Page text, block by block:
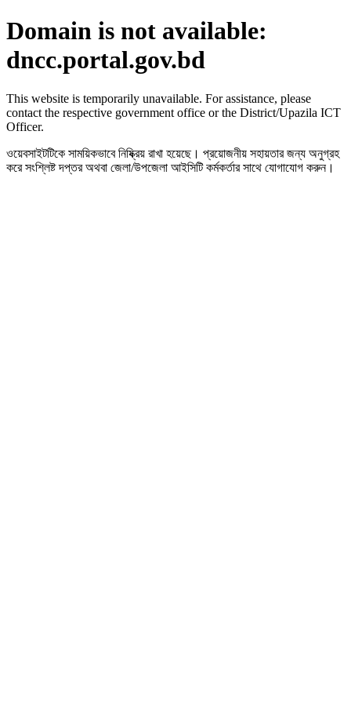
Domain is not available:
dncc.portal.gov.bd
This website is temporarily unavailable. For assistance, please
contact the respective government office or the District/Upazila ICT
Officer.
ওয়েবসাইটটিকে সাময়িকভাবে নিষ্ক্রিয় রাখা হয়েছে। প্রয়োজনীয় সহায়তার জন্য অনুগ্রহ
করে সংশ্লিষ্ট দপ্তর অথবা জেলা/উপজেলা আইসিটি কর্মকর্তার সাথে যোগাযোগ করুন।